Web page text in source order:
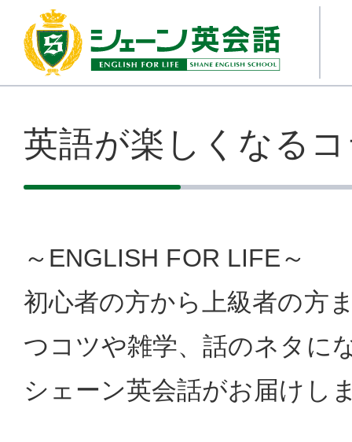
英語が楽しくなる
～ENGLISH FOR LIFE～
初心者の方から上級者の方
つコツや雑学、話のネタに
シェーン英会話がお届けし